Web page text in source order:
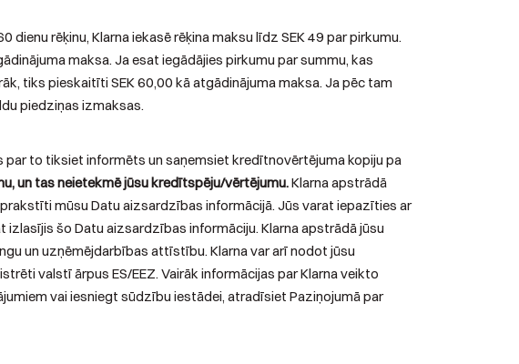
rēķinu, Klarna iekasē rēķina maksu līdz SEK 49 par pirkumu.
maksa. Ja esat iegādājies pirkumu par summu, kas
tiks pieskaitīti SEK 60,00 kā atgādinājuma maksa. Ja pēc tam
piedziņas izmaksas.
to tiksiet informēts un saņemsiet kredītnovērtējuma kopiju pa
un tas neietekmē jūsu kredītspēju/vērtējumu.Klarna apstrādā
mūsu Datu aizsardzības informācijā. Jūs varat iepazīties ar
šo Datu aizsardzības informāciju. Klarna apstrādā jūsu
un uzņēmējdarbības attīstību. Klarna var arī nodot jūsu
valstī ārpus ES/EEZ. Vairāk informācijas par Klarna veikto
vai iesniegt sūdzību iestādei, atradīsiet Paziņojumā par